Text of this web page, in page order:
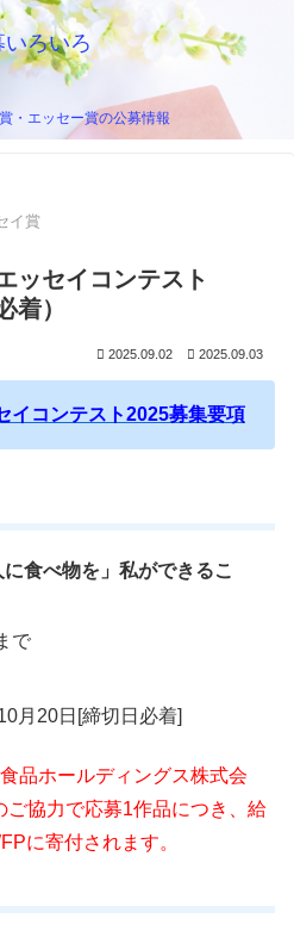
いろいろ
・エッセー賞の公募情報
イ賞
ッセイコンテスト
着）
2025.09.02 2025.09.03
イコンテスト2025募集要項
に食べ物を」私ができるこ
で
月20日 [締切日必着]
品ホールディングス株式会
協力で応募1作品につき、給
に寄付されます。